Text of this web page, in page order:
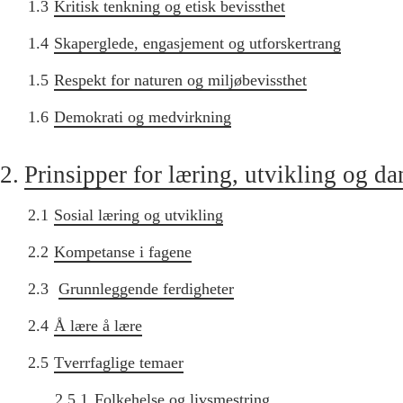
1.3 Kritisk tenkning og etisk bevissthet
1.4 Skaperglede, engasjement og utforskertrang
1.5 Respekt for naturen og miljøbevissthet
1.6 Demokrati og medvirkning
2. Prinsipper for læring, utvikling og
2.1 Sosial læring og utvikling
2.2 Kompetanse i fagene
2.3 Grunnleggende ferdigheter
2.4 Å lære å lære
2.5 Tverrfaglige temaer